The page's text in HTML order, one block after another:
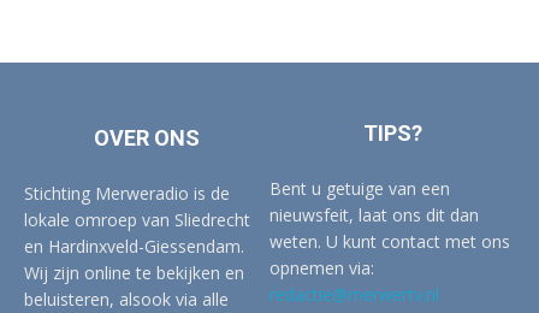
OVER ONS
Stichting Merweradio is de
lokale omroep van Sliedrecht
en Hardinxveld-Giessendam.
Wij zijn online te bekijken en
beluisteren, alsook via alle
TIPS?
Bent u getuige van een
nieuwsfeit, laat ons dit dan
weten. U kunt contact met ons
opnemen via:
redactie@merwertv.nl